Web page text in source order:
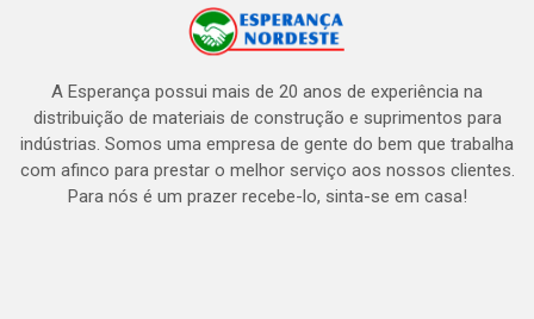
A Esperança possui mais de 20 anos de experiência na
distribuição de materiais de construção e suprimentos para
indústrias. Somos uma empresa de gente do bem que trabalha
com afinco para prestar o melhor serviço aos nossos clientes.
Para nós é um prazer recebe-lo, sinta-se em casa!